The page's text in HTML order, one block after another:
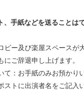
、手紙などを送ることは
ビー及び楽屋スペースが
にご辞退申し上げます。
：お手紙のみお預かりい
トに出演者名をご記入